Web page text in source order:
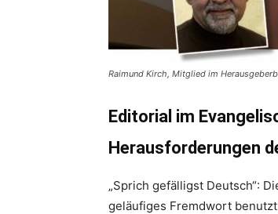
Raimund Kirch, Mitglied im
Editorial im
Herausforderungen
„Sprich gefälligst Deutsch“:
geläufiges Fremdwort